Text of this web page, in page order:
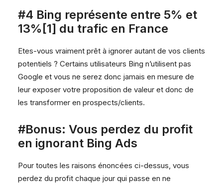
#4 Bing représente entre 5% et
13%[1] du trafic en France
Etes-vous vraiment prêt à ignorer autant de vos clients
potentiels ? Certains utilisateurs Bing n’utilisent pas
Google et vous ne serez donc jamais en mesure de
leur exposer votre proposition de valeur et donc de
les transformer en prospects/clients.
#Bonus: Vous perdez du profit
en ignorant Bing Ads
Pour toutes les raisons énoncées ci-dessus, vous
perdez du profit chaque jour qui passe en ne